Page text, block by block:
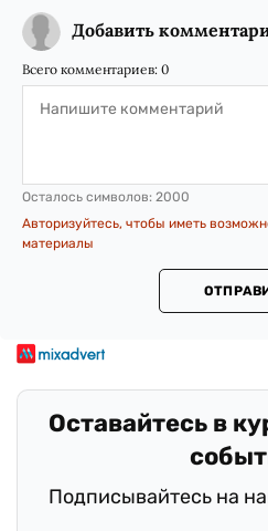
Добавить
Всего комментариев: 0
Осталось символов: 2000
Авторизуйтесь, чтобы иметь
материалы
Оставайтесь в
Подписывайтесь на